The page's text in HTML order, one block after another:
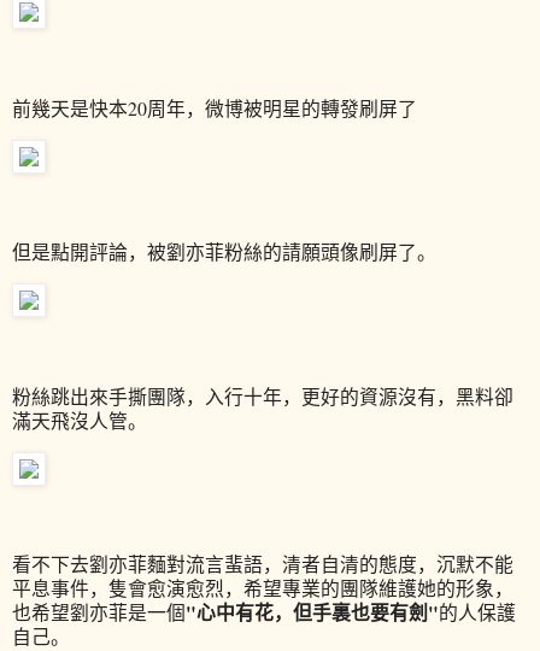
前幾天是快本20周年，微博被明星的轉發刷屏了
但是點開評論，被劉亦菲粉絲的請願頭像刷屏了。
粉絲跳出來手撕團隊，入行十年，更好的資源沒有，黑料卻
滿天飛沒人管。
看不下去劉亦菲麵對流言蜚語，清者自清的態度，沉默不能
平息事件，隻會愈演愈烈，希望專業的團隊維護她的形象，
也希望劉亦菲是一個"心中有花，但手裏也要有劍"的人保護
自己。